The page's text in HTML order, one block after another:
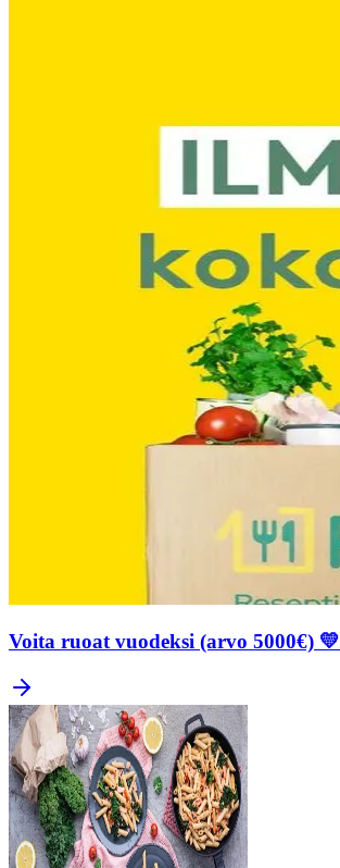
Voita ruoat vuodeksi (arvo 5000€) 💛